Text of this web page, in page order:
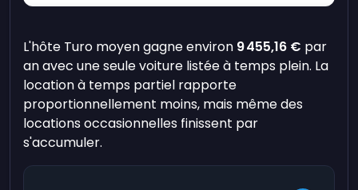
L'hôte Turo moyen gagne environ 9 455,16 € par
an avec une seule voiture listée à temps plein. La
location à temps partiel rapporte
proportionnellement moins, mais même des
locations occasionnelles finissent par
s'accumuler.